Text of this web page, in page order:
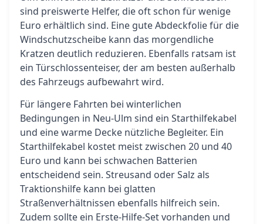
sind preiswerte Helfer, die oft schon für wenige
Euro erhältlich sind. Eine gute Abdeckfolie für die
Windschutzscheibe kann das morgendliche
Kratzen deutlich reduzieren. Ebenfalls ratsam ist
ein Türschlossenteiser, der am besten außerhalb
des Fahrzeugs aufbewahrt wird.
Für längere Fahrten bei winterlichen
Bedingungen in Neu-Ulm sind ein Starthilfekabel
und eine warme Decke nützliche Begleiter. Ein
Starthilfekabel kostet meist zwischen 20 und 40
Euro und kann bei schwachen Batterien
entscheidend sein. Streusand oder Salz als
Traktionshilfe kann bei glatten
Straßenverhältnissen ebenfalls hilfreich sein.
Zudem sollte ein Erste-Hilfe-Set vorhanden und